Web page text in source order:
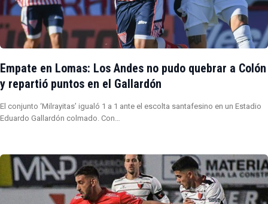
Empate en Lomas: Los Andes no pudo quebrar a Colón
y repartió puntos en el Gallardón
El conjunto ‘Milrayitas’ igualó 1 a 1 ante el escolta santafesino en un Estadio
Eduardo Gallardón colmado. Con…